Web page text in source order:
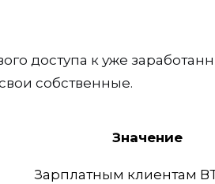
доступа к уже
собственные.
Значение
Зарплатным клиентам